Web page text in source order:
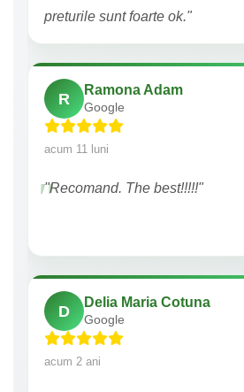
preturile sunt foarte ok."
R
Ramona Adam
Google
acum 11 luni
"Recomand. The best!!!!!"
D
Delia Maria Cotuna
Google
acum 2 ani